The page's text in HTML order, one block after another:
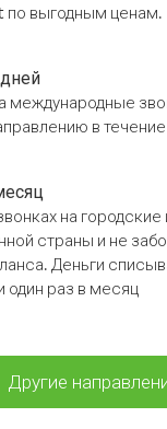
по выгодным ценам.
международные
в
на
страны и не
Деньги
один раз в месяц
Другие